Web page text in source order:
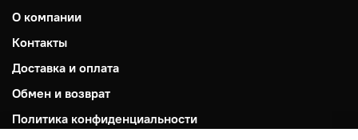
О компании
Контакты
Доставка и оплата
Обмен и возврат
Политика конфиденциальности